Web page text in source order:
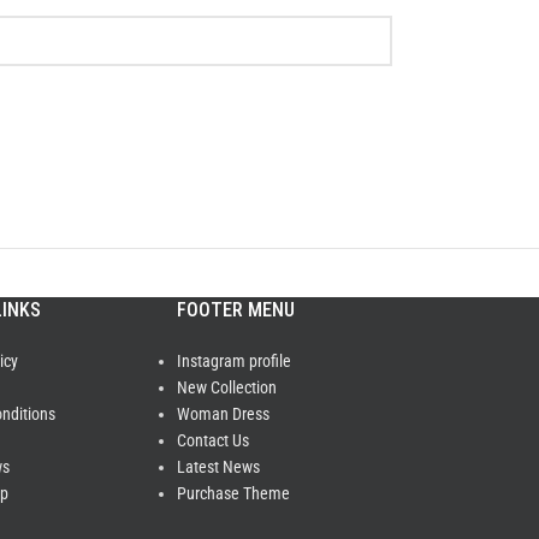
FOOTER MENU
Instagram profile
New Collection
Woman Dress
Contact Us
Latest News
Purchase Theme